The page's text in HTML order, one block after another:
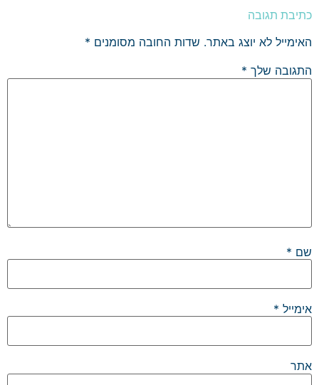
כתיבת תגובה
האימייל לא יוצג באתר. שדות החובה מסומנים *
התגובה שלך *
שם *
אימייל *
אתר